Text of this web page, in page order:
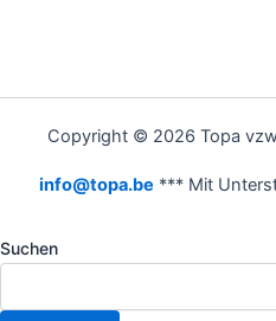
Copyright © 2026 Topa
info@topa.be *** Mit
Suchen